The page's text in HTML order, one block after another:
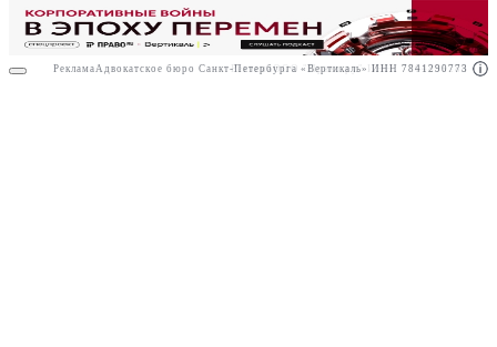
РекламаООО "Право.ру" ИНН: 7704835288
Реклама Адвокатское бюро Санкт-Петербурга «Вертикаль» ИНН 7841290773